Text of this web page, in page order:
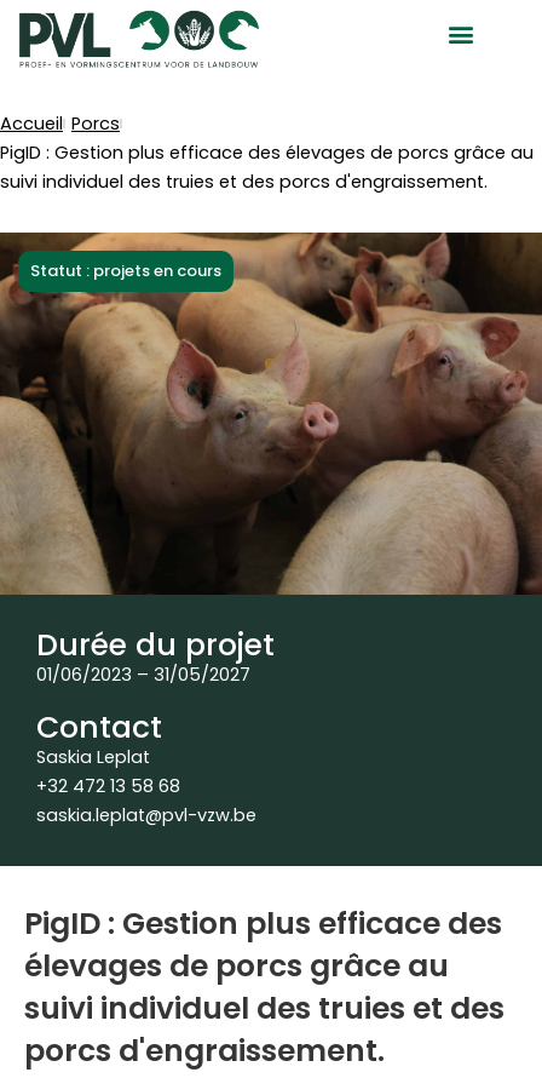
Aller
contenu
Accueil Porcs
PigID : Gestion plus efficace des élevages de porcs grâce au
suivi individuel des truies et des porcs d'engraissement.
Statut : projets en cours
Durée du projet
01/06/2023 – 31/05/2027
Contact
Saskia Leplat
+32 472 13 58 68
saskia.leplat@pvl-vzw.be
PigID : Gestion plus efficace des
élevages de porcs grâce au
suivi individuel des truies et des
porcs d'engraissement.